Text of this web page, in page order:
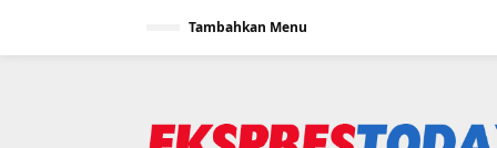
Tambahkan Menu